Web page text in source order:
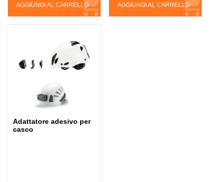
AGGIUNGI AL CARRELLO AGGIUNGI AL CARRELLO
Adattatore adesivo per
casco